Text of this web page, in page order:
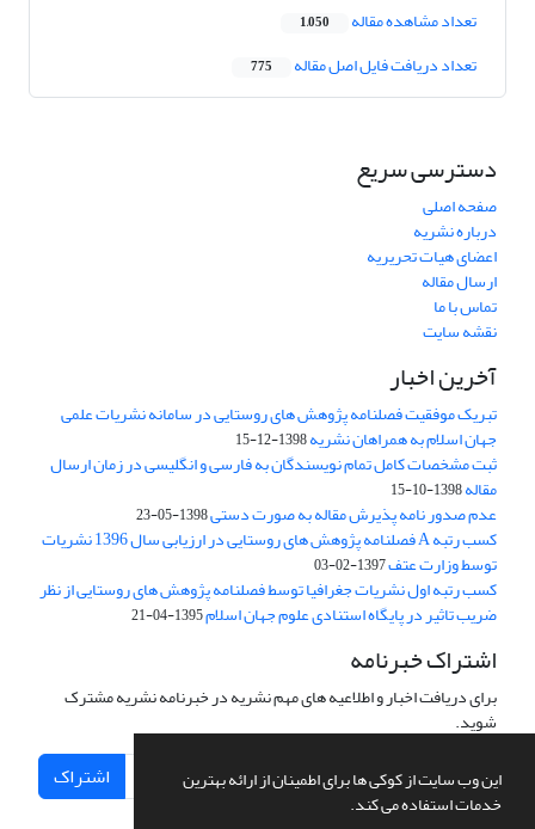
این وب سایت از کوکی ها برای اطمینان از ارائه بهترین
خدمات استفاده می کند.
تعداد مشاهده مقاله 1,050
تعداد دریافت فایل اصل مقاله 775
دسترسی سریع
صفحه اصلی
درباره نشریه
اعضای هیات تحریریه
ارسال مقاله
تماس با ما
نقشه سایت
آخرین اخبار
تبریک موفقیت فصلنامه پژوهش های روستایی در سامانه نشریات علمی
جهان اسلام به همراهان نشریه1398-12-15
ثبت مشخصات کامل تمام نویسندگان به فارسی و انگلیسی در زمان ارسال
مقاله1398-10-15
عدم صدور نامه پذیرش مقاله به صورت دستی1398-05-23
کسب رتبه A فصلنامه پژوهش های روستایی در ارزیابی سال 1396 نشریات
توسط وزارت عتف1397-02-03
کسب رتبه اول نشریات جغرافیا توسط فصلنامه پژوهش های روستایی از نظر
ضریب تاثیر در پایگاه استنادی علوم جهان اسلام1395-04-21
اشتراک خبرنامه
برای دریافت اخبار و اطلاعیه های مهم نشریه در خبرنامه نشریه مشترک
شوید.
اشتراک